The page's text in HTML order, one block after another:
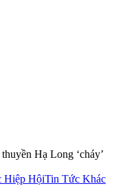
Hạ Long ‘cháy’
Hiệp HộiTin Tức Khác